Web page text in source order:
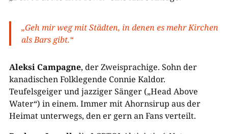
„Geh mir weg mit Städten, in denen es mehr Kirchen
als Bars gibt.“
Aleksi Campagne, der Zweisprachige. Sohn der
kanadischen Folklegende Connie Kaldor.
Teufelsgeiger und jazziger Sänger („Head Above
Water“) in einem. Immer mit Ahornsirup aus der
Heimat unterwegs, den er gern an Fans verteilt.